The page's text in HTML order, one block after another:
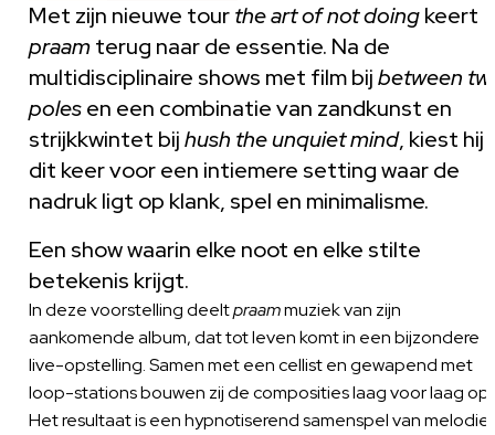
Met zijn nieuwe tourthe art of not doingkeert
praamterug naar de essentie. Na de
multidisciplinaire shows met film bijbetween
polesen een combinatie van zandkunst en
strijkkwintet bijhush the unquiet mind, kiest hij
dit keer voor een intiemere setting waar de
nadruk ligt op klank, spel en minimalisme.
Een show waarin elke noot en elke stilte
betekenis krijgt.
In deze voorstelling deeltpraammuziek van zijn
aankomende album, dat tot leven komt in een bijzondere
live-opstelling. Samen met een cellist en gewapend met
loop-stations bouwen zij de composities laag voor laag op.
Het resultaat is een hypnotiserend samenspel van melodie